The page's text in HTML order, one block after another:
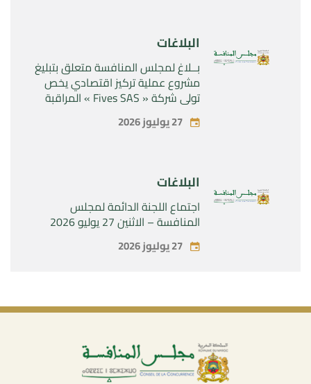
البلاغات
بــلاغ لمجلس المنافسة متعلق بتبليغ
مشروع عملية تركيز اقتصادي يخص
تولي شركة « Fives SAS » المراقبة
SAS »27 يوليوز 2026
البلاغات
اجتماع اللجنة الدائمة لمجلس
المنافسة – الاثنين 27 يوليو 2026
27 يوليوز 2026